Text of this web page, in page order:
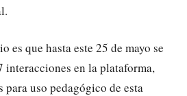
es que hasta este 25 de mayo se
en la plataforma,
para uso pedagógico de esta